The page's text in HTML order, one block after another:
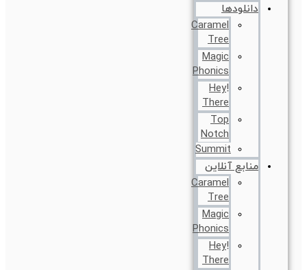
دانلودها
Caramel
Tree
Magic
Phonics
!Hey
There
Top
Notch
Summit
منابع آنلاین
Caramel
Tree
Magic
Phonics
!Hey
There